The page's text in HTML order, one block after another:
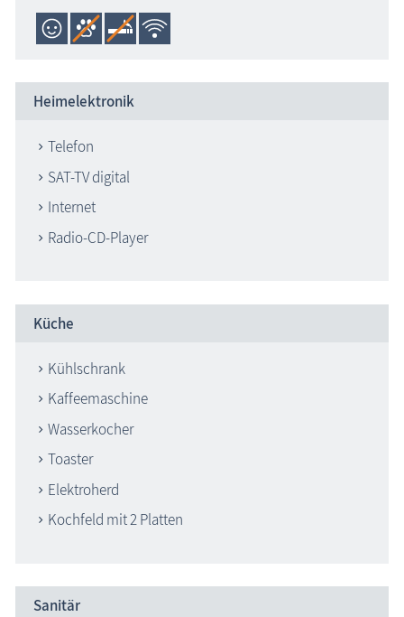
Heimelektronik
Telefon
SAT-TV digital
Internet
Radio-CD-Player
Küche
Kühlschrank
Kaffeemaschine
Wasserkocher
Toaster
Elektroherd
Kochfeld mit 2 Platten
Sanitär